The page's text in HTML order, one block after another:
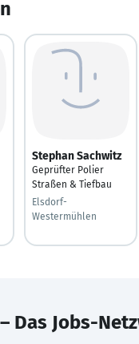
Stephan Sachwitz
Geprüfter Polier
Straßen & Tiefbau
Elsdorf-
Westermühlen
Das Jobs-